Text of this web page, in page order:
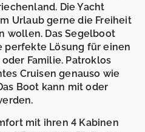
Die Yacht
Urlaub gerne die Freiheit
wollen. Das Segelboot
perfekte Lösung für einen
Familie. Patroklos
Cruisen genauso wie
Boot kann mit oder
mit ihren 4 Kabinen